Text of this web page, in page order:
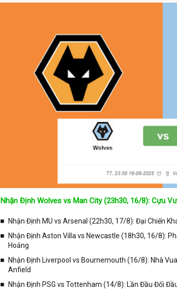
Nhận Định Wolves vs Man City (23h30, 16/8): Cựu
Nhận Định MU vs Arsenal (22h30, 17/8): Đại Chiến
Nhận Định Aston Villa vs Newcastle (18h30, 16/8):
Hoảng
Nhận Định Liverpool vs Bournemouth (16/8): Nhà
Anfield
Nhận Định PSG vs Tottenham (14/8): Lần Đầu Đối